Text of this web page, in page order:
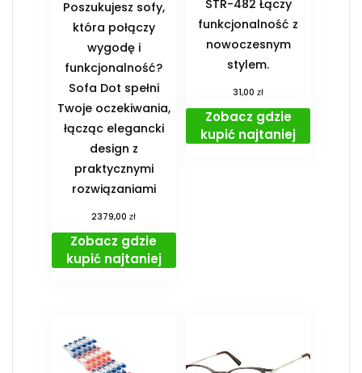
Poszukujesz sofy,
która połączy
wygodę i
funkcjonalność?
Sofa Dot spełni
Twoje oczekiwania,
łącząc elegancki
design z
praktycznymi
rozwiązaniami
2379,00zł
Zobacz gdzie
kupić najtaniej
STR-482 Łączy
funkcjonalność z
nowoczesnym
stylem.
31,00zł
Zobacz gdzie
kupić najtaniej